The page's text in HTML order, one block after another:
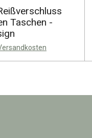
Taschen -